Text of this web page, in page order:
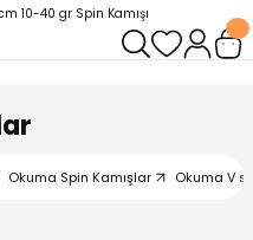
Okuma Spin Kamışlar Okuma V